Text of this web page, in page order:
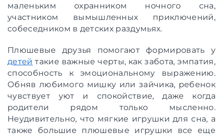
маленьким охранником ночного сна,
участником вымышленных приключений,
собеседником в детских раздумьях.
Плюшевые друзья помогают формировать у
детей такие важные черты, как забота, эмпатия,
способность к эмоциональному выражению.
Обняв любимого мишку или зайчика, ребенок
чувствует уют и спокойствие, даже когда
родители рядом только мысленно.
Неудивительно, что мягкие игрушки для сна, а
также большие плюшевые игрушки все еще